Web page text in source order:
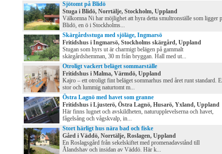
Sjötomt på Blidö
Stuga i Blidö, Norrtälje, Stockholm, Uppland
Välkomna Ni har möjlighet att hyra detta smultronställe som ligger
Blidö, en ö i Stockholms...
Skärgårdsstuga med sjöläge, Ingmarsö
Fritidshus i Ingmarsö, Stockholms skärgård, Uppland
Stugan som hyrs ut är charmigt belägen på gammalt
skärgårdshemman, 30 m från bryggan. Hall med ut...
Otroligt vackert beläget sommarställe
Fritidshus i Malma, Värmdö, Uppland
Kajro – ett otroligt fint beläget sommarhus med året runt standard.
stor och lummig naturtomt m...
Östra Lagnö med havet som granne
Fritidshus i Ljusterö, Östra Lagnö, Husarö, Yxland, Uppland
Här finns lugnet och avskildheten, naturupplevelserna och havet,
fågelsång och vågskvalp, in...
Stort härligt hus nära bad och fiske
Gård i Väddö, Norrtälje, Roslagen, Uppland
En Roslagsgård från sekelskiftet med promenadavstånd till
Ålandshav och insidan av Väddö. Här k...